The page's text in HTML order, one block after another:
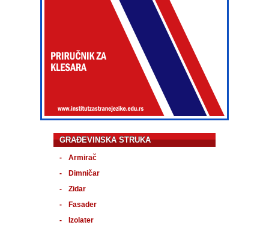
GRAĐEVINSKA STRUKA
Armirač
Dimničar
Zidar
Fasader
Izolater